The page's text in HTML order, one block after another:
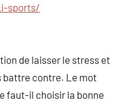
sports/
de laisser le stress et
battre contre. Le mot
faut-il choisir la bonne